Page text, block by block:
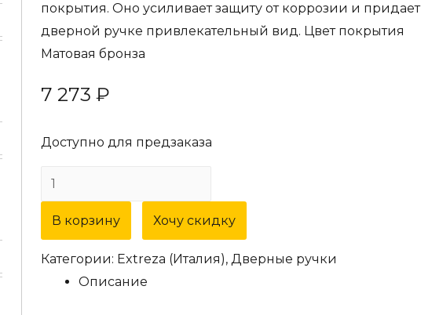
покрытия. Оно усиливает защиту от коррозии и придает
дверной ручке привлекательный вид. Цвет покрытия
Матовая бронза
7 273 ₽
Доступно для предзаказа
В корзину Хочу скидку
Категории: Extreza (Италия), Дверные ручки
Описание